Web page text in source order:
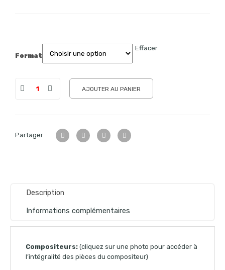
Format
Effacer
AJOUTER AU PANIER
Partager
Description
Informations complémentaires
Compositeurs: (cliquez sur une photo pour accéder à
l’intégralité des pièces du compositeur)